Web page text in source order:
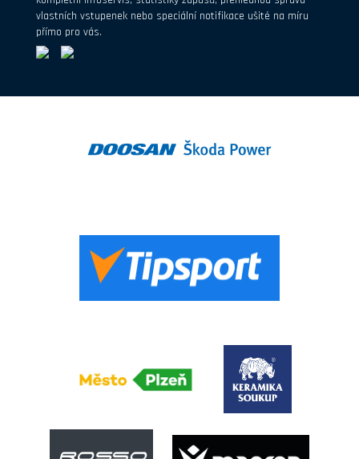
vlastních vstupenek nebo speciální notifikace ušité na míru
přímo pro vás.